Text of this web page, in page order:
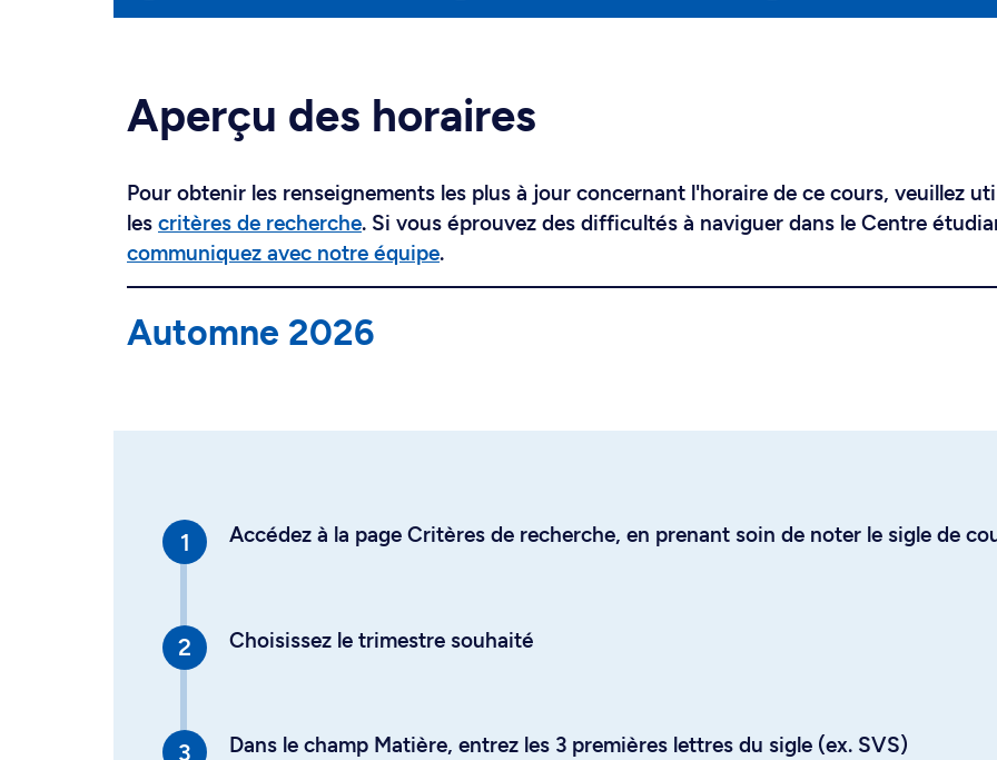
Aperçu des horaires
Pour obtenir les renseignements les plus à jour concernant l'horaire de ce cours, veuillez
les critères de recherche. Si vous éprouvez des difficultés à naviguer dans le Centre
communiquez avec notre équipe.
Automne 2026
Accédez à la page Critères de recherche, en prenant soin de noter le sigle de
Choisissez le trimestre souhaité
Dans le champ Matière, entrez les 3 premières lettres du sigle (ex. SVS)